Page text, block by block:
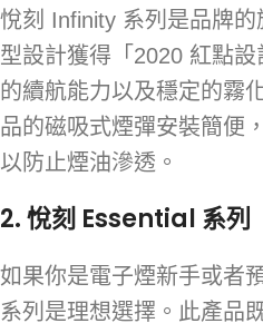
悅刻 Infinity 系列是品牌
型設計獲得「2020 紅點
的續航能力以及穩定的霧
品的磁吸式煙彈安裝簡便
以防止煙油滲透。
2.悅刻 Essential 系列
如果你是電子煙新手或者
系列是理想選擇。此產品